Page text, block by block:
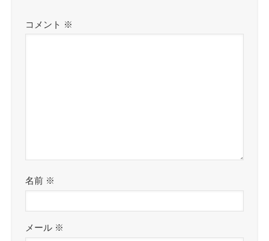
コメント ※
名前 ※
メール ※